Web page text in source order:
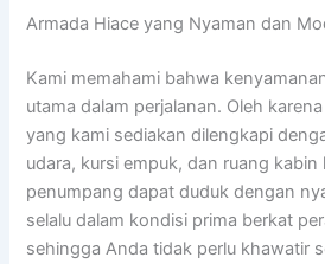
Armada Hiace yang Nyaman dan
Kami memahami bahwa
utama dalam perjalanan. Oleh
yang kami sediakan dilengkapi
udara, kursi empuk, dan ruang kabin
penumpang dapat duduk dengan
selalu dalam kondisi prima berkat
sehingga Anda tidak perlu khawatir